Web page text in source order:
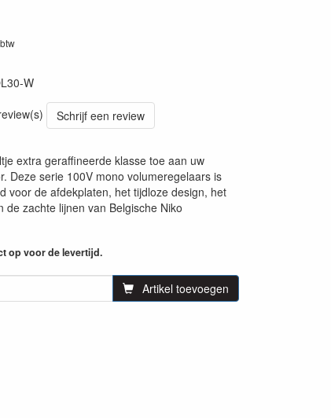
W
Schrijf een review
extra geraffineerde klasse toe aan uw
Deze serie 100V mono volumeregelaars is
voor de afdekplaten, het tijdloze design, het
de zachte lijnen van Belgische Niko
op voor de levertijd.
Artikel toevoegen